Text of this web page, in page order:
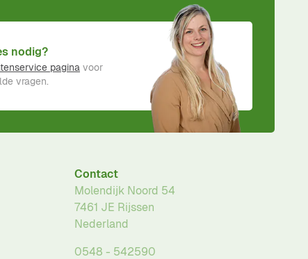
nodig?
pagina voor
vragen.
Contact
Molendijk Noord 54
7461 JE Rijssen
Nederland
0548 - 542590